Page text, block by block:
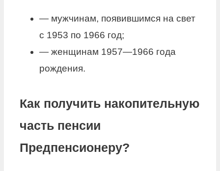
— мужчинам, появившимся на свет
с 1953 по 1966 год;
— женщинам 1957—1966 года
рождения.
Как получить накопительную
часть пенсии
Предпенсионеру?